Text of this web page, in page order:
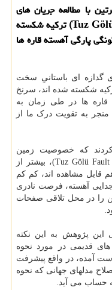
با مطالعه جریان های
گدازه ای باستانی که در امتداد گسل (Tuz Gölü) ترکیه شکسته
پارگی آهسته قاره ها
گدازه ای باستانیِ سخت
شکسته شده اند، سرنخ
قاره ها در طی زمان به
به تقویت درک ما از
کردند که خصوصیت زمین
شناختی ای که در منطقه گسلی (Tuz Gölü Fault Zone)، بیشتر از
هم قابل مشاهده اند، کم کم
آهسته، فرصت نادری
را در محل تلاقی صفحات
این پژوهش به این نکته
های قدیمی در مورد نحوه
آمده، در واقع پیشرفت
مدلهای جهانی که نحوه
حساب می آید.